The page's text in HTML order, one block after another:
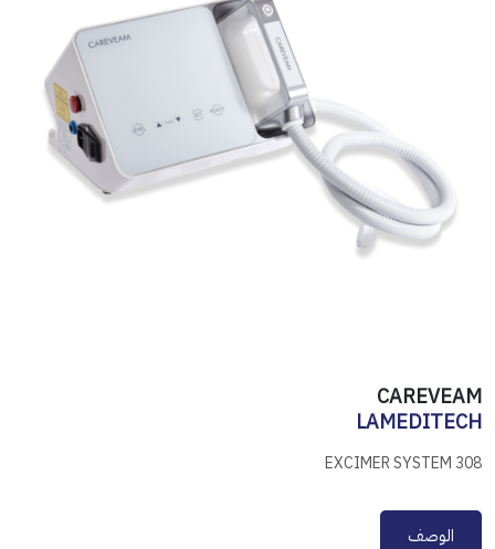
CAREVEAM
LAMEDITECH
308 EXCIMER SYSTEM
الوصف